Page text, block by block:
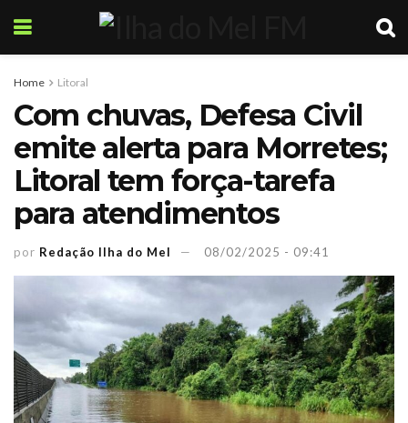
Home Litoral
Com chuvas, Defesa Civil
emite alerta para Morretes;
Litoral tem força-tarefa
para atendimentos
por Redação Ilha do Mel 08/02/2025 - 09:41